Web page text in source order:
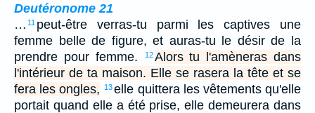
Deutéronome 21
… 11 peut-être verras-tu parmi les captives une
femme belle de figure, et auras-tu le désir de la
prendre pour femme.
12 Alors tu l'amèneras dans
l'intérieur de ta maison. Elle se rasera la tête et se
fera les ongles,
13 elle quittera les vêtements qu'elle
portait quand elle a été prise, elle demeurera dans